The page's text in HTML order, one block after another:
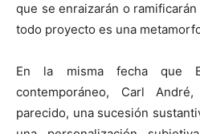
que se enraizarán o
todo proyecto es una
En la misma fecha que
contemporáneo, Carl
parecido, una sucesión